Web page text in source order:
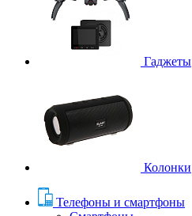
Гаджеты
Колонки
Телефоны и смартфоны